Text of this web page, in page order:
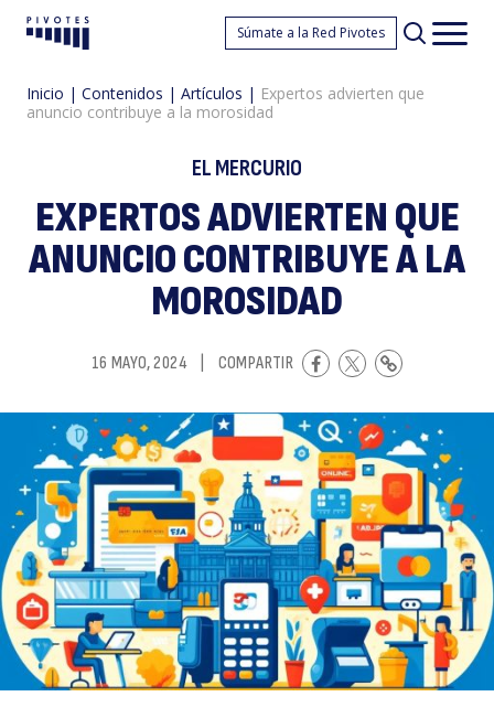
Pivotes Súmate a la Red Pivotes
Inicio | Contenidos | Artículos | Expertos advierten que
anuncio contribuye a la morosidad
EL MERCURIO
EXPERTOS ADVIERTEN QUE
ANUNCIO CONTRIBUYE A LA
MOROSIDAD
16 MAYO, 2024 COMPARTIR